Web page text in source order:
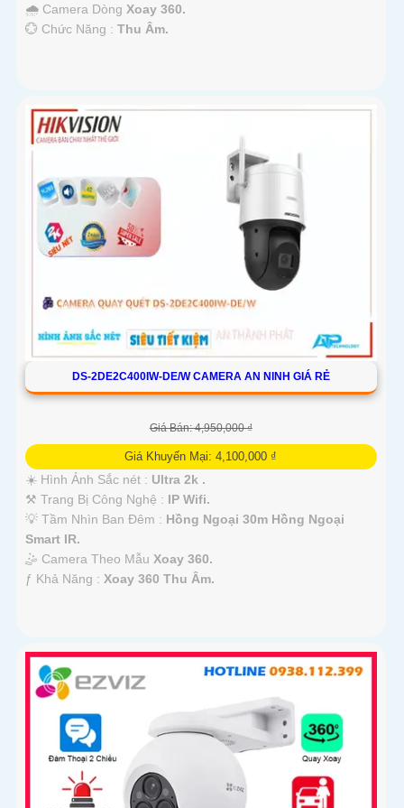
🌧️ Camera Dòng Xoay 360.
️💮 Chức Năng : Thu Âm.
DS-2DE2C400IW-DE/W CAMERA AN NINH GIÁ RẺ
Giá Bán: 4,950,000 ₫
Giá Khuyến Mại: 4,100,000 ₫
☀️ Hình Ảnh Sắc nét : Ultra 2k .
⚒ Trang Bị Công Nghệ : IP Wifi.
💡 Tầm Nhìn Ban Đêm : Hồng Ngoại 30m Hồng Ngoại
Smart IR.
🤹 Camera Theo Mẫu Xoay 360.
️ƒ Khả Năng : Xoay 360 Thu Âm.